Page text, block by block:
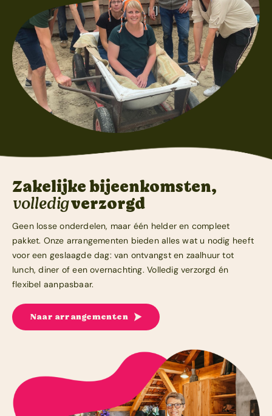
Zakelijke bijeenkomsten,
volledigverzorgd
Geen losse onderdelen, maar één helder en compleet
pakket. Onze arrangementen bieden alles wat u nodig heeft
voor een geslaagde dag: van ontvangst en zaalhuur tot
lunch, diner of een overnachting. Volledig verzorgd én
flexibel aanpasbaar.
Naar arrangementen